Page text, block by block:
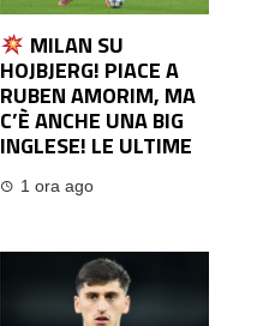
MILAN SU
HOJBJERG! PIACE A
RUBEN AMORIM, MA
C’È ANCHE UNA BIG
INGLESE! LE ULTIME
1 ora ago